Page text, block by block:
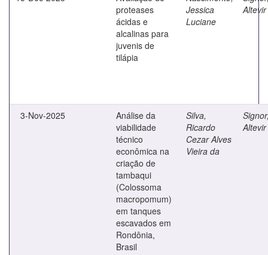
proteases
ácidas e
alcalinas para
juvenis de
tilápia
Jessica
Luciane
Altevir
3-Nov-2025
Análise da
viabilidade
técnico
econômica na
criação de
tambaqui
(Colossoma
macropomum)
em tanques
escavados em
Rondônia,
Brasil
Silva,
Ricardo
Cezar Alves
Vieira da
Altevir